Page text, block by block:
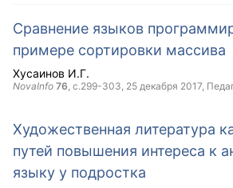
Сравнение языков
примере сортировки массива
Хусаинов И.Г.
NovaInfo 76, с.299-303, 25 декабря 2017,
Художественная литература
путей повышения интереса к
языку у подростка